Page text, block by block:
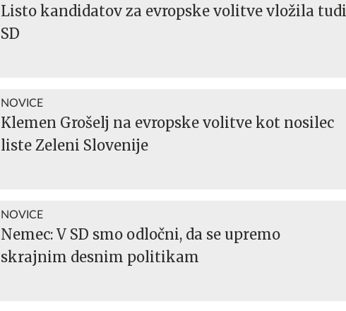
Listo kandidatov za evropske volitve vložila tudi
SD
NOVICE
Klemen Grošelj na evropske volitve kot nosilec
liste Zeleni Slovenije
NOVICE
Nemec: V SD smo odločni, da se upremo
skrajnim desnim politikam